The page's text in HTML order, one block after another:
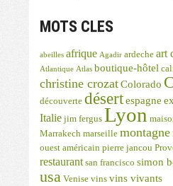
MOTS CLES
abeilles afrique Agadir ardeche art
Atlantique Atlas boutique-hôtel
christine crozatColorado
découverte désertespagne
Italie jim fergus Lyon
Marrakech marseille montagne
ouest américain pierre jancou
restaurant san francisco simon
usa Venise vins vins vivants